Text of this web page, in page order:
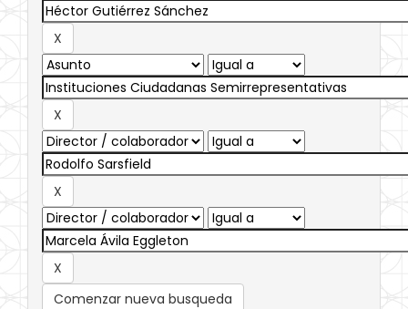
Comenzar nueva busqueda